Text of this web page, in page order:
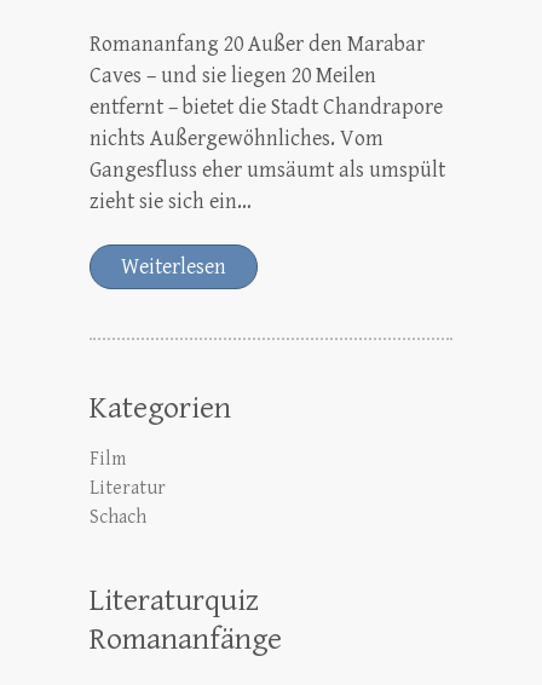
Romananfang 20 Außer den Marabar
Caves – und sie liegen 20 Meilen
entfernt – bietet die Stadt Chandrapore
nichts Außergewöhnliches. Vom
Gangesfluss eher umsäumt als umspült
zieht sie sich ein…
Weiterlesen
Kategorien
Film
Literatur
Schach
Literaturquiz
Romananfänge